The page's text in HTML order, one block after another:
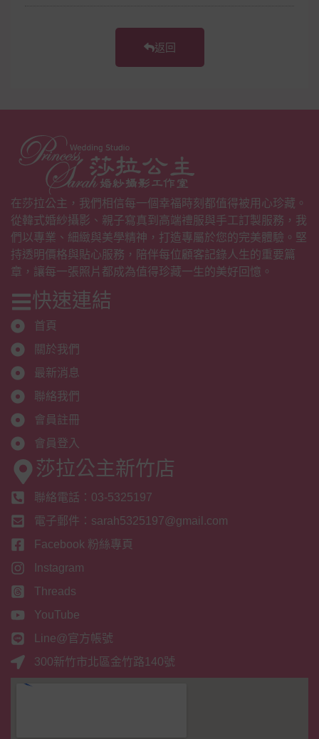
返回
在莎拉公主，我們相信每一個幸福時刻都值得被用心珍藏。
從韓式婚紗攝影、親子寫真到高端禮服與手工訂製服務，我
們以專業、細緻與美學精神，打造專屬於您的完美體驗。堅
持透明價格與貼心服務，陪伴每位顧客記錄人生的重要篇
章，讓每一張照片都成為值得珍藏一生的美好回憶。
快速連結
首頁
關於我們
最新消息
聯絡我們
會員註冊
會員登入
莎拉公主新竹店
聯絡電話：03-5325197
電子郵件：sarah5325197@gmail.com
Facebook 粉絲專頁
Instagram
Threads
YouTube
Line@官方帳號
300新竹市北區金竹路140號